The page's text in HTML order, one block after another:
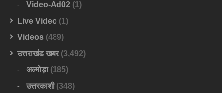
Video-Ad02 (1)
Live Video (1)
Videos (489)
उत्तराखंड खबर(3,492)
अल्मोड़ा(185)
उत्तरकाशी(348)